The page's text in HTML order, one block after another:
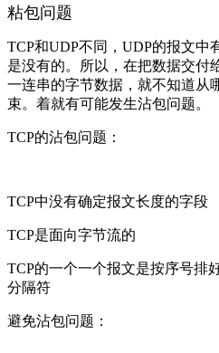
粘包问题
TCP和UDP不同，UDP的报文中
是没有的。所以，在把数据交付
一连串的字节数据，就不知道从
束。着就有可能发生沾包问题。
TCP的沾包问题：
TCP中没有确定报文长度的字段
TCP是面向字节流的
TCP的一个一个报文是按序号排
分隔符
避免沾包问题：